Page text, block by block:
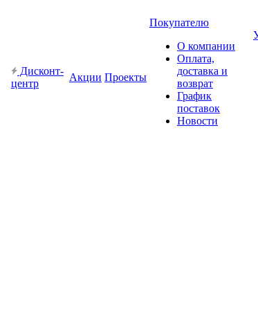
Дисконт-
центр
Акции Проекты
Покупателю
О компании
Оплата,
доставка и
возврат
График
поставок
Новости